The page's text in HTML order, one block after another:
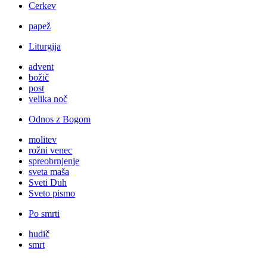
Cerkev
papež
Liturgija
advent
božič
post
velika noč
Odnos z Bogom
molitev
rožni venec
spreobrnjenje
sveta maša
Sveti Duh
Sveto pismo
Po smrti
hudič
smrt